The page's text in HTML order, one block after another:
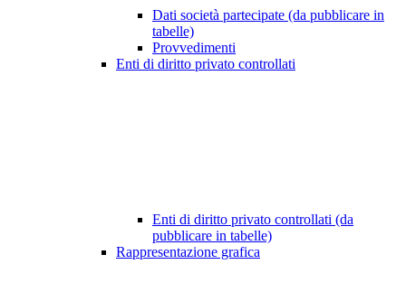
Dati società partecipate (da pubblicare in
tabelle)
Provvedimenti
Enti di diritto privato controllati
Enti di diritto privato controllati (da
pubblicare in tabelle)
Rappresentazione grafica